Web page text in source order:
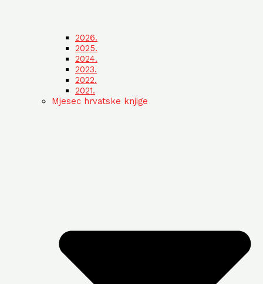
2026.
2025.
2024.
2023.
2022.
2021.
Mjesec hrvatske knjige